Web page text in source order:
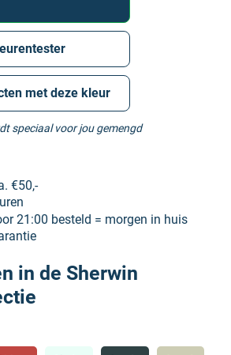
met deze kleur
speciaal voor jou gemengd
€50,-
21:00 besteld = morgen in huis
in de Sherwin